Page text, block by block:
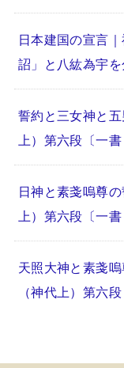
日本建国の宣言
詔」と八紘為宇
誓約と三女神と
上）第六段〔一書
日神と素戔嗚尊
上）第六段〔一書
天照大神と素戔
（神代上）第六